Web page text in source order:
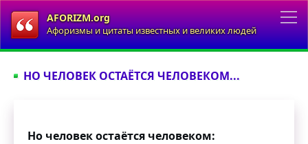
AFORIZM.org
Афоризмы и цитаты известных и великих людей
НО ЧЕЛОВЕК ОСТАЁТСЯ ЧЕЛОВЕКОМ...
Но человек остаётся человеком: